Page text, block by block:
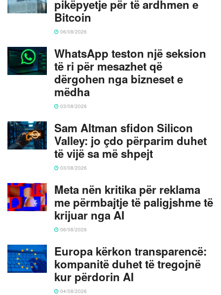
pikëpyetje për të ardhmen e
Bitcoin
06/08/2026
WhatsApp teston një seksion
të ri për mesazhet që
dërgohen nga bizneset e
mëdha
03/08/2026
Sam Altman sfidon Silicon
Valley: jo çdo përparim duhet
të vijë sa më shpejt
03/08/2026
Meta nën kritika për reklama
me përmbajtje të paligjshme të
krijuar nga AI
06/08/2026
Europa kërkon transparencë:
kompanitë duhet të tregojnë
kur përdorin AI
04/08/2026